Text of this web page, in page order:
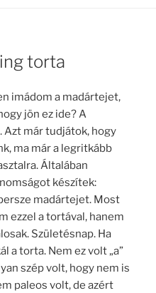
torta
imádom a madártejet,
jön ez ide? A
Azt már tudjátok, hogy
ma már a legritkább
Általában
készítek:
madártejet. Most
ezzel a tortával, hanem
Születésnap. Ha
a torta. Nem ez volt „a”
szép volt, hogy nem is
paleos volt, de azért